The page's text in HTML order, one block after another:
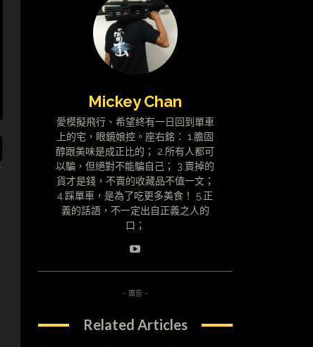
Mickey Chan
愛模擬飛行、希望終有一日回到單車
上的宅，眼鏡娘控。座右銘： 1.膽固
醇跟美味是成正比的； 2.所有人都可
以騙，但絕對不能騙自己； 3.賣掉的
貨才是錢，不賣的收藏品不值一文；
4.踩單車，是為了吃更多美食！ 5.正
義的話語，不一定出自正義之人的
口；
- 廣告 -
Related Articles